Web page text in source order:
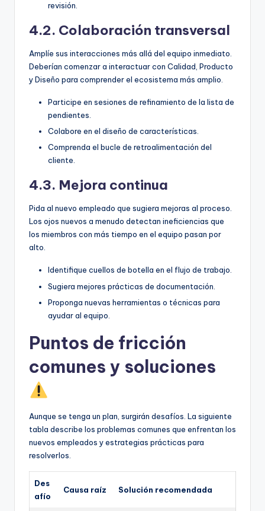
revisión.
4.2. Colaboración transversal
Amplíe sus interacciones más allá del equipo inmediato.
Deberían comenzar a interactuar con Calidad, Producto
y Diseño para comprender el ecosistema más amplio.
Participe en sesiones de refinamiento de la lista de
pendientes.
Colabore en el diseño de características.
Comprenda el bucle de retroalimentación del
cliente.
4.3. Mejora continua
Pida al nuevo empleado que sugiera mejoras al proceso.
Los ojos nuevos a menudo detectan ineficiencias que
los miembros con más tiempo en el equipo pasan por
alto.
Identifique cuellos de botella en el flujo de trabajo.
Sugiera mejores prácticas de documentación.
Proponga nuevas herramientas o técnicas para
ayudar al equipo.
Puntos de fricción
comunes y soluciones
Aunque se tenga un plan, surgirán desafíos. La siguiente
tabla describe los problemas comunes que enfrentan los
nuevos empleados y estrategias prácticas para
resolverlos.
Des
afío
Causa raíz Solución recomendada